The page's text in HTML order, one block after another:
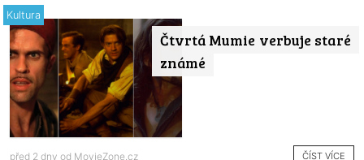
Čtvrtá Mumie verbuje staré
známé
Kultura
před 2 dny od MovieZone.cz ČÍST VÍCE